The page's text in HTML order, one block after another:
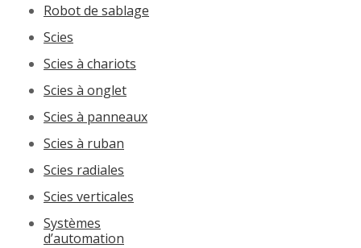
Robot de sablage
Scies
Scies à chariots
Scies à onglet
Scies à panneaux
Scies à ruban
Scies radiales
Scies verticales
Systèmes
d’automation